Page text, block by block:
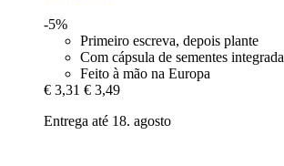
-5%
Primeiro escreva, depois plante
Com cápsula de sementes integrada
Feito à mão na Europa
€ 3,31 € 3,49
Entrega até 18. agosto